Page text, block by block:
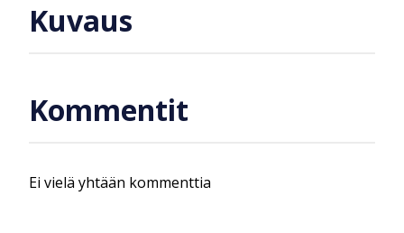
Kuvaus
Kommentit
Ei vielä yhtään kommenttia